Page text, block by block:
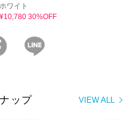
ホワイト
¥10,780 30%OFF
facebook
VIEW ALL
ップ